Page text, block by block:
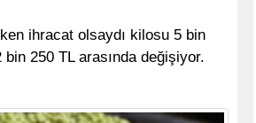
ihracat olsaydı kilosu 5 bin
250 TL arasında değişiyor.